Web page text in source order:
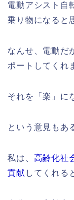
電動アシスト自
乗り物になると
なんせ、電動だ
ポートしてくれ
それを「楽」に
という意見もあ
私は、 高齢化社
貢献 してくれる